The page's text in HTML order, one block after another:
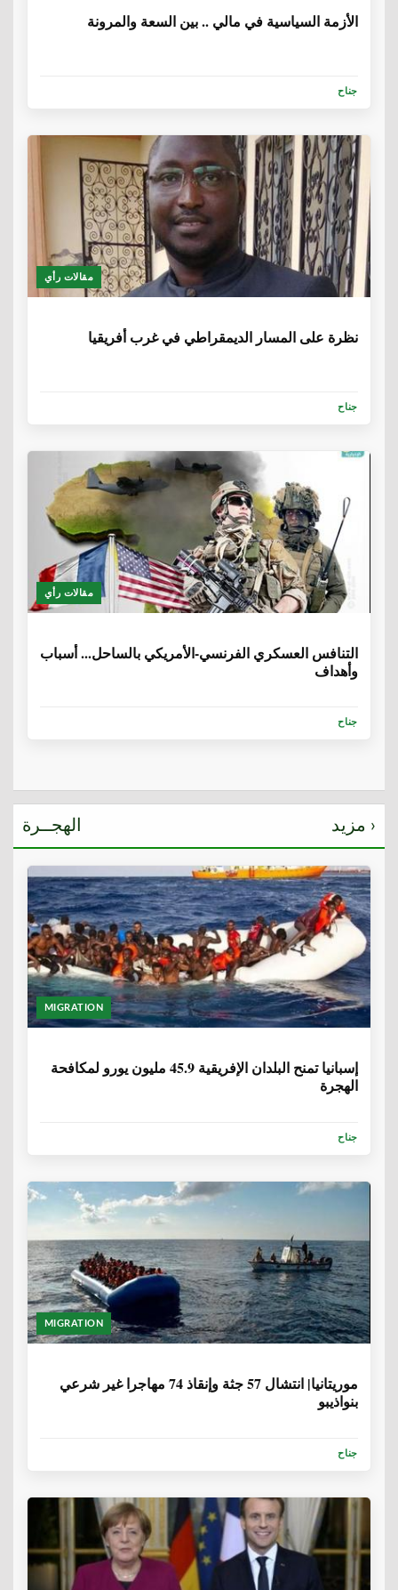
الأزمة السياسية في مالي .. بين السعة والمرونة
جناح
مقالات رأي
نظرة على المسار الديمقراطي في غرب أفريقيا
جناح
مقالات رأي
التنافس العسكري الفرنسي-الأمريكي بالساحل... أسباب
وأهداف
جناح
الهجــرة مزيد ›
MIGRATION
إسبانيا تمنح البلدان الإفريقية 45.9 مليون يورو لمكافحة
الهجرة
جناح
MIGRATION
موريتانيا| انتشال 57 جثة وإنقاذ 74 مهاجرا غير شرعي
بنواذيبو
جناح